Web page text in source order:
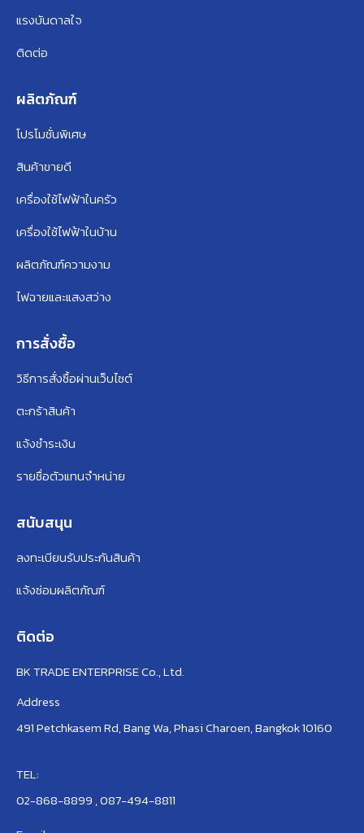
แรงบันดาลใจ
ติดต่อ
ผลิตภัณฑ์
โปรโมชั่นพิเศษ
สินค้าขายดี
เครื่องใช้ไฟฟ้าในครัว
เครื่องใช้ไฟฟ้าในบ้าน
ผลิตภัณฑ์ความงาม
ไฟฉายและแสงสว่าง
การสั่งซื้อ
วิธีการสั่งซื้อผ่านเว็บไซต์
ตะกร้าสินค้า
แจ้งชำระเงิน
รายชื่อตัวแทนจำหน่าย
สนับสนุน
ลงทะเบียนรับประกันสินค้า
แจ้งซ่อมผลิตภัณฑ์
ติดต่อ
BK TRADE ENTERPRISE Co., Ltd.
Address
491 Petchkasem Rd, Bang Wa, Phasi Charoen, Bangkok 10160
TEL:
02-868-8899 , 087-494-8811